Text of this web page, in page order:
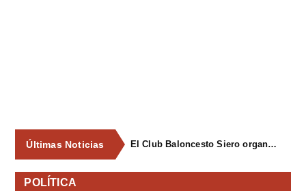
Últimas Noticias El Club Baloncesto Siero organizará su primer campus para niños del 1 al 4 de septiembre en Pola de Siero
POLÍTICA